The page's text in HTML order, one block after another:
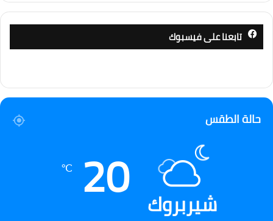
تابعنا على فيسبوك
حالة الطقس
شيربروك 20
℃